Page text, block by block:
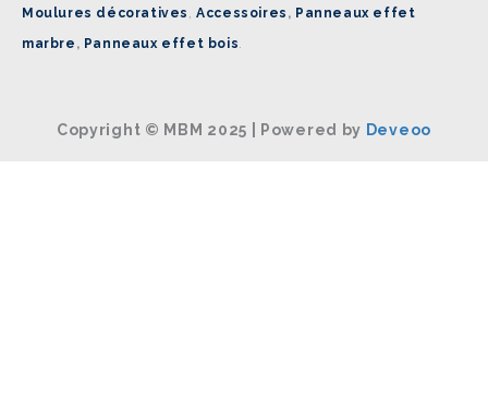
Moulures décoratives ,Accessoires , Panneaux effet
marbre , Panneaux effet bois.
Copyright © MBM 2025 | Powered by Deveoo